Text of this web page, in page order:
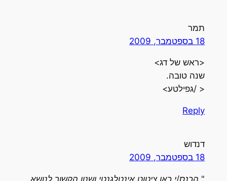
תמר
18 בספטמבר, 2009
<ראש של דג>
שנה טובה.
< /גפילטע>
Reply
דנדוש
18 בספטמבר, 2009